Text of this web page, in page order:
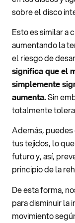
sobre el disco
Esto es similar a
aumentando la
el riesgo de
significa que el
simplemente
aumenta.Sin
totalmente
Además,
tus tejidos, lo
futuro y, así,
principio de la
De esta forma,
para disminuir la
movimiento